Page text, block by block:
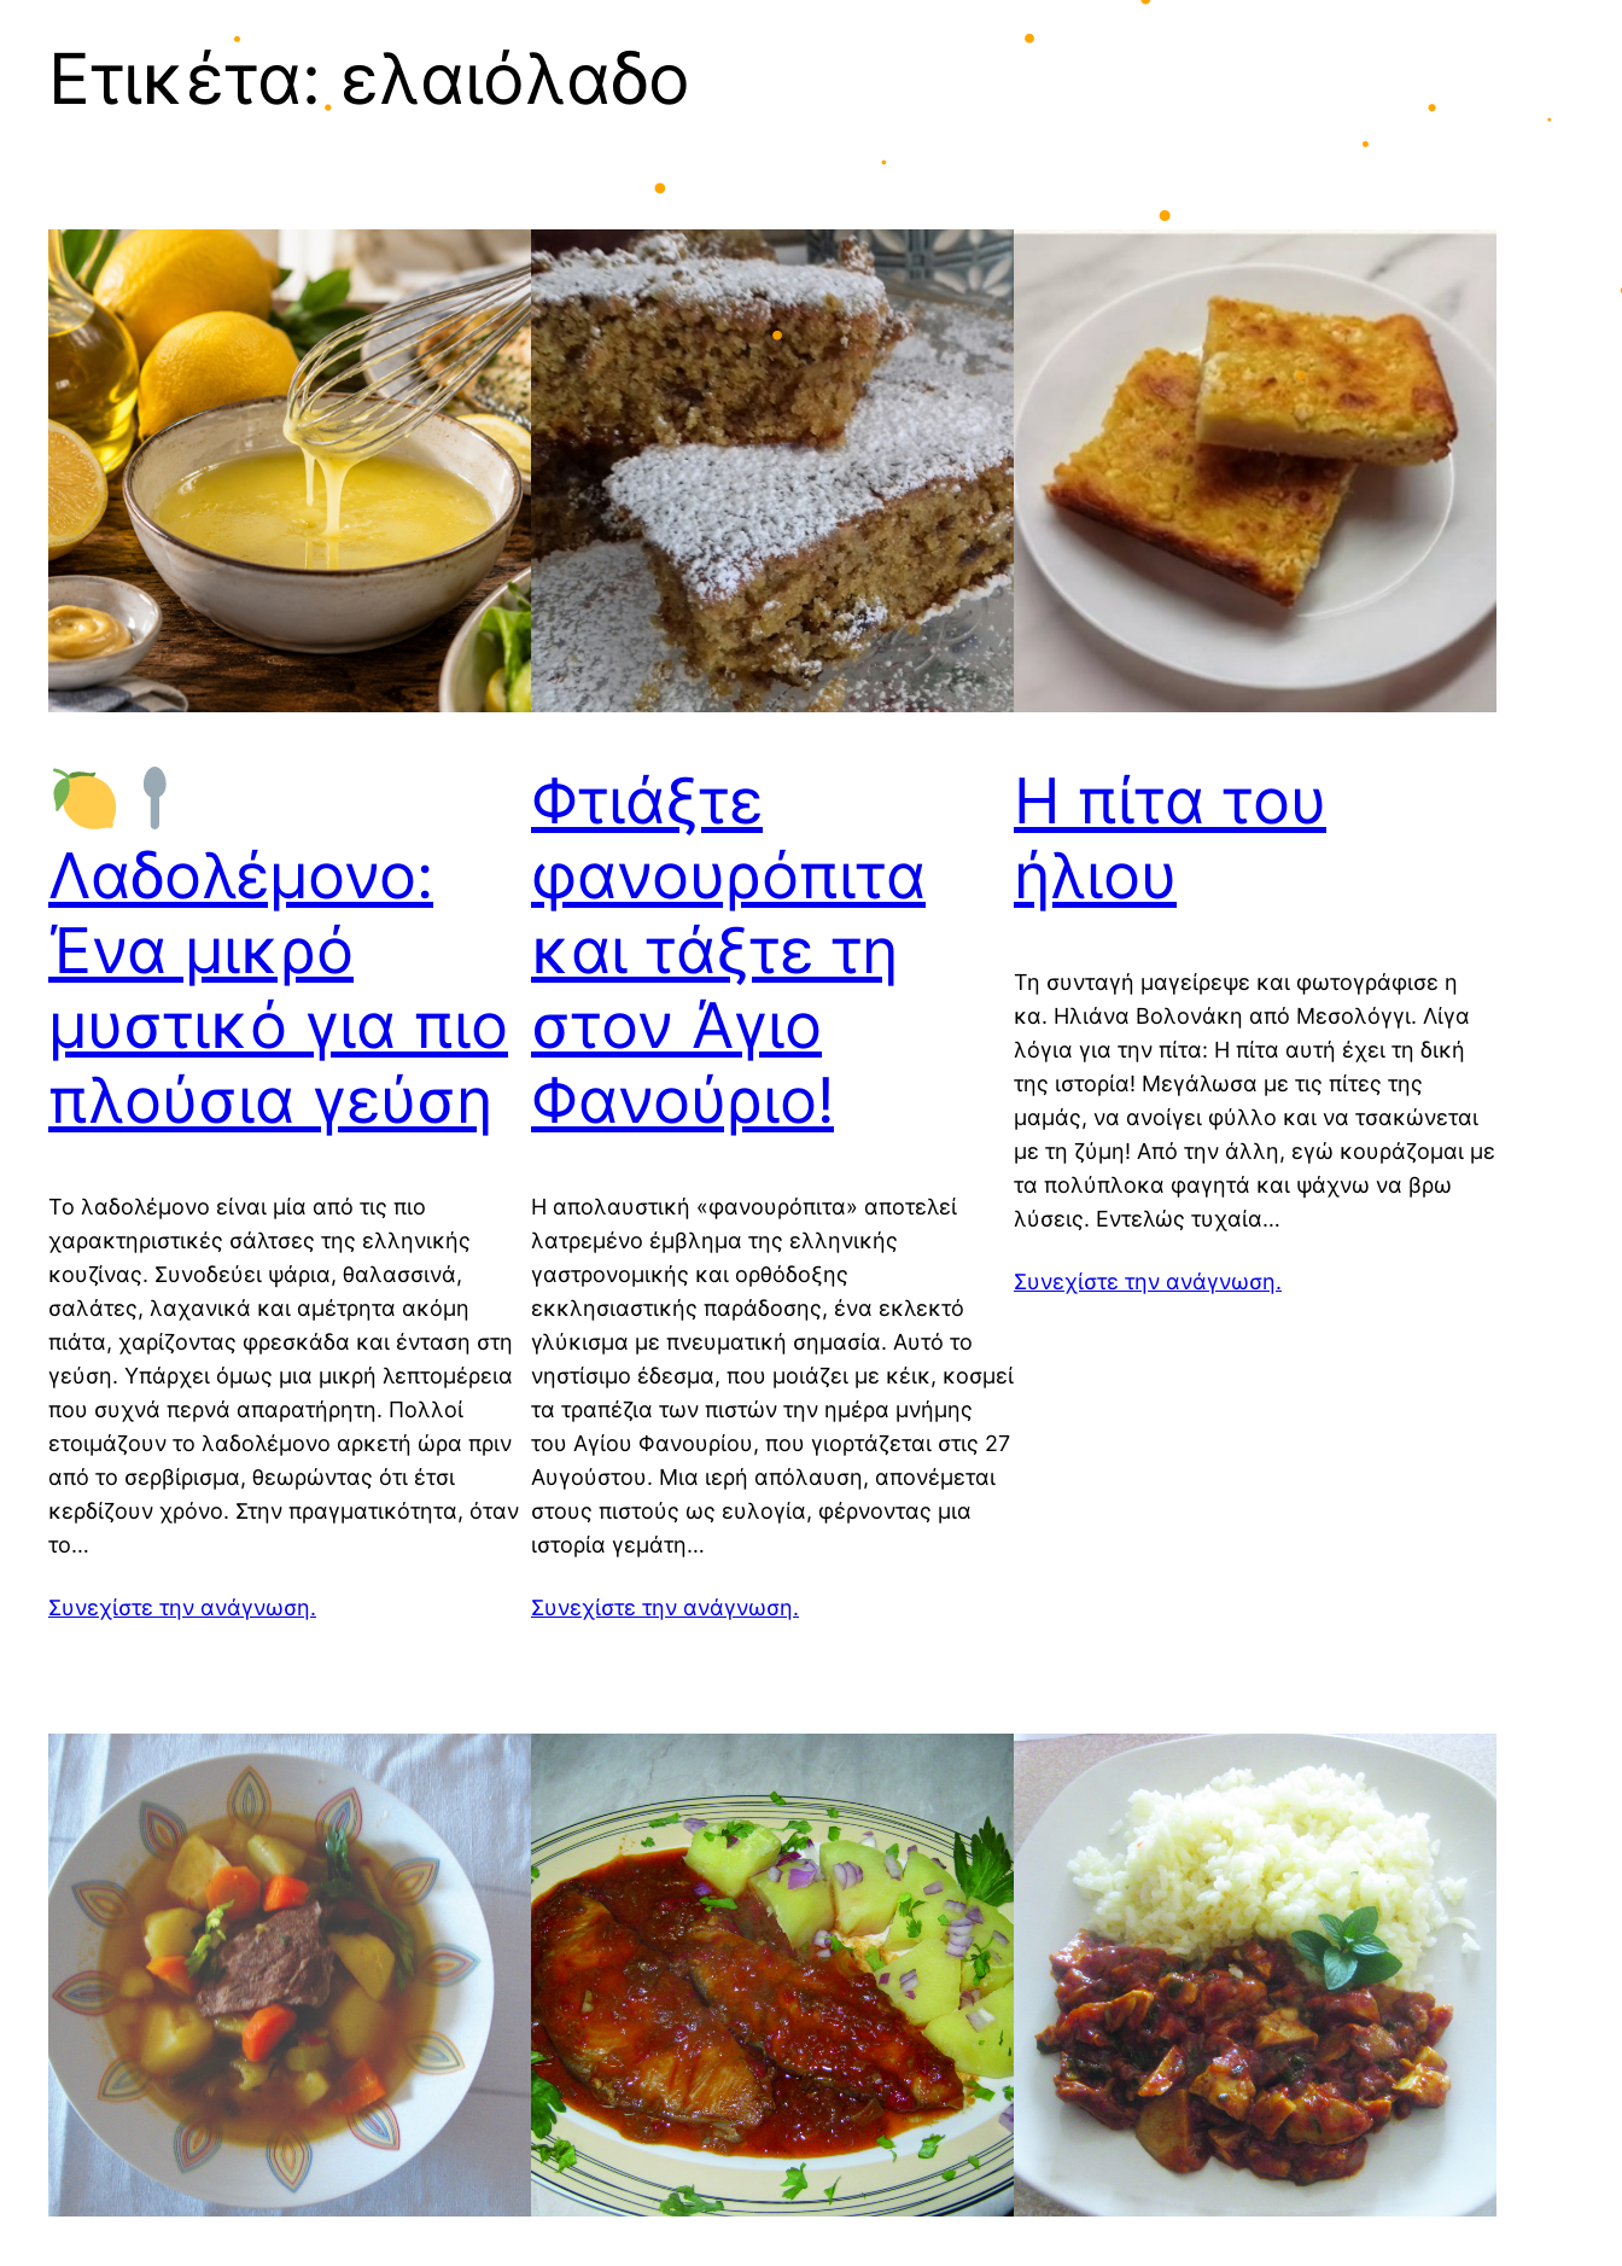
•
•
•
•
Ετικέτα: ελαιόλαδο
Λαδολέμονο:
Ένα μικρό
μυστικό για πιο
πλούσια γεύση
Το λαδολέμονο είναι μία από τις πιο
χαρακτηριστικές σάλτσες της ελληνικής
κουζίνας. Συνοδεύει ψάρια, θαλασσινά,
σαλάτες, λαχανικά και αμέτρητα ακόμη
πιάτα, χαρίζοντας φρεσκάδα και ένταση στη
γεύση. Υπάρχει όμως μια μικρή λεπτομέρεια
που συχνά περνά απαρατήρητη. Πολλοί
ετοιμάζουν το λαδολέμονο αρκετή ώρα πριν
από το σερβίρισμα, θεωρώντας ότι έτσι
κερδίζουν χρόνο. Στην πραγματικότητα, όταν
το…
Συνεχίστε την ανάγνωση.
Φτιάξτε
φανουρόπιτα
και τάξτε τη
στον Άγιο
Φανούριο!
Η απολαυστική «φανουρόπιτα» αποτελεί
λατρεμένο έμβλημα της ελληνικής
γαστρονομικής και ορθόδοξης
εκκλησιαστικής παράδοσης, ένα εκλεκτό
γλύκισμα με πνευματική σημασία. Αυτό το
νηστίσιμο έδεσμα, που μοιάζει με κέικ, κοσμεί
τα τραπέζια των πιστών την ημέρα μνήμης
του Αγίου Φανουρίου, που γιορτάζεται στις 27
Αυγούστου. Μια ιερή απόλαυση, απονέμεται
στους πιστούς ως ευλογία, φέρνοντας μια
ιστορία γεμάτη…
Συνεχίστε την ανάγνωση.
Η πίτα του
ήλιου
Τη συνταγή μαγείρεψε και φωτογράφισε η
κα. Ηλιάνα Βολονάκη από Μεσολόγγι. Λίγα
λόγια για την πίτα: Η πίτα αυτή έχει τη δική
της ιστορία! Μεγάλωσα με τις πίτες της
μαμάς, να ανοίγει φύλλο και να τσακώνεται
με τη ζύμη! Από την άλλη, εγώ κουράζομαι με
τα πολύπλοκα φαγητά και ψάχνω να βρω
λύσεις. Εντελώς τυχαία…
Συνεχίστε την ανάγνωση.